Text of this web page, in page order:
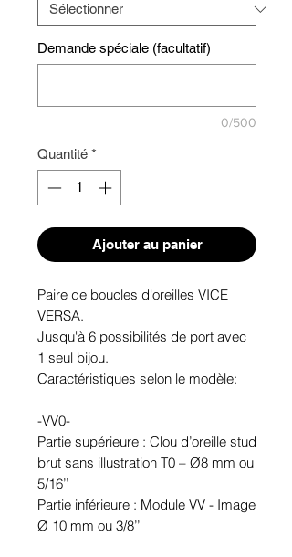
Demande spéciale (facultatif)
0/500
Quantité *
Ajouter au panier
Paire de boucles d'oreilles VICE
VERSA.
Jusqu'à 6 possibilités de port avec
1 seul bijou.
Caractéristiques selon le modèle:
-VV0-
Partie supérieure : Clou d’oreille stud
brut sans illustration T0 – Ø8 mm ou
5/16’’
Partie inférieure : Module VV - Image
Ø 10 mm ou 3/8’’